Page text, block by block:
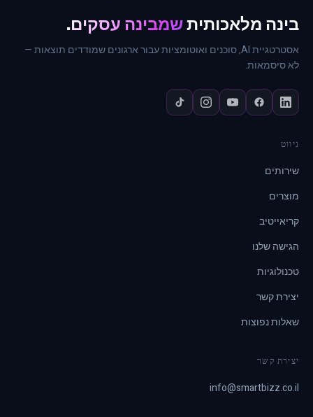
בינה מלאכותיתשמבינה עסקים.
אסטרטגיית AI, סוכנים ואוטומציות עבור ארגונים שמודדים תוצאות —
לא סיסמאות.
ניווט
שירותים
מוצרים
קריאייטיב
הגישה שלנו
טכנולוגיות
יצירת קשר
שאלות נפוצות
יצירת קשר
info@smartbizz.co.il